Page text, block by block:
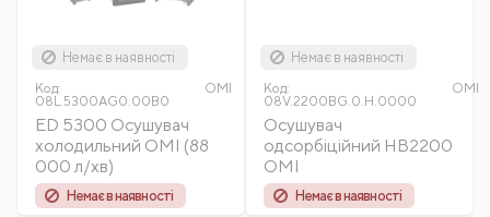
Немає в наявності
Код:
08L.5300AG0.00B0
OMI
ED 5300 Осушувач
холодильний OMI (88
000 л/хв)
Немає в наявності
Немає в наявності
Код:
08V.2200BG.0.H.0000
OMI
Осушувач
одсорбіційний HB2200
OMI
Немає в наявності